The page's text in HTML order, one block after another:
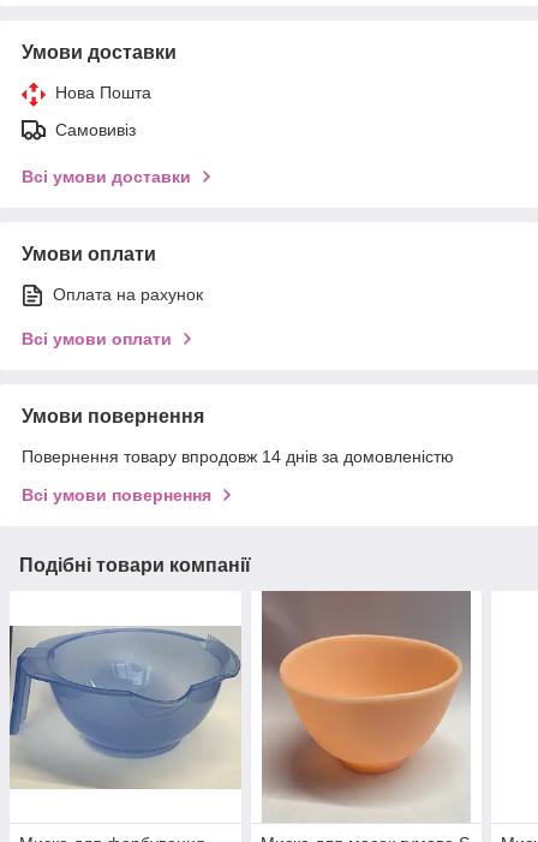
Умови доставки
Нова Пошта
Самовивіз
Всі умови доставки
Умови оплати
Оплата на рахунок
Всі умови оплати
Умови повернення
Повернення товару впродовж 14 днів за домовленістю
Всі умови повернення
Подібні товари компанії